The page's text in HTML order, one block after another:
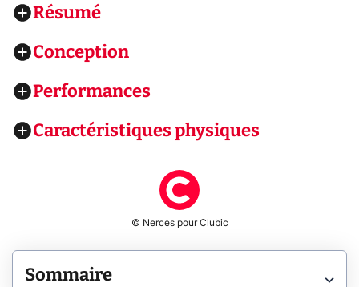
Résumé
Conception
Performances
Caractéristiques physiques
© Nerces pour Clubic
Sommaire